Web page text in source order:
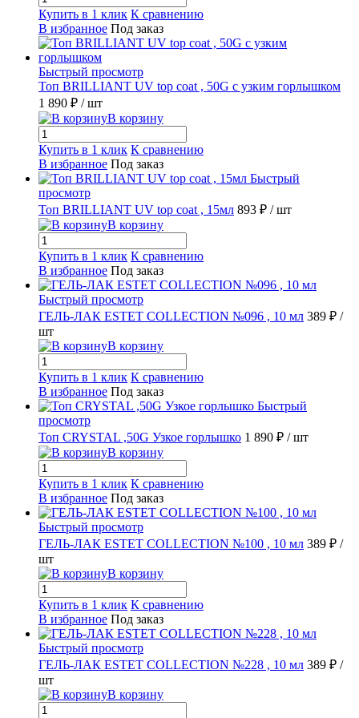
Купить в 1 клик К сравнению
В избранное Под заказ
Быстрый просмотр
Топ BRILLIANT UV top coat , 50G с узким горлышком
1 890 ₽ / шт
В корзину
Купить в 1 клик К сравнению
В избранное Под заказ
Быстрый
просмотр
Топ BRILLIANT UV top coat , 15мл 893 ₽ / шт
В корзину
Купить в 1 клик К сравнению
В избранное Под заказ
Быстрый просмотр
ГЕЛЬ-ЛАК ESTET COLLECTION №096 , 10 мл 389 ₽ /
шт
В корзину
Купить в 1 клик К сравнению
В избранное Под заказ
Быстрый
просмотр
Топ CRYSTAL ,50G Узкое горлышко 1 890 ₽ / шт
В корзину
Купить в 1 клик К сравнению
В избранное Под заказ
Быстрый просмотр
ГЕЛЬ-ЛАК ESTET COLLECTION №100 , 10 мл 389 ₽ /
шт
В корзину
Купить в 1 клик К сравнению
В избранное Под заказ
Быстрый просмотр
ГЕЛЬ-ЛАК ESTET COLLECTION №228 , 10 мл 389 ₽ /
шт
В корзину